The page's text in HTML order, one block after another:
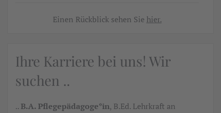
Einen Rückblick sehen Sie hier.
Ihre Karriere bei uns! Wir
suchen ..
..B.A. Pflegepädagoge*in, B.Ed. Lehrkraft an